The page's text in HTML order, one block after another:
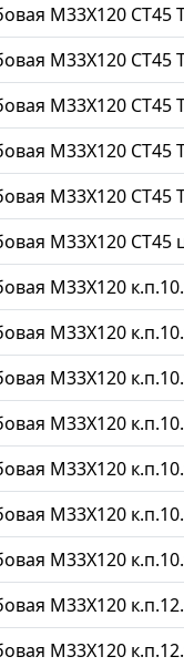
М33Х120 СТ45
М33Х120 СТ45
М33Х120 СТ45
М33Х120 СТ45
М33Х120 СТ45
М33Х120 СТ45
М33Х120
М33Х120
М33Х120
М33Х120
М33Х120
М33Х120
М33Х120
М33Х120
М33Х120